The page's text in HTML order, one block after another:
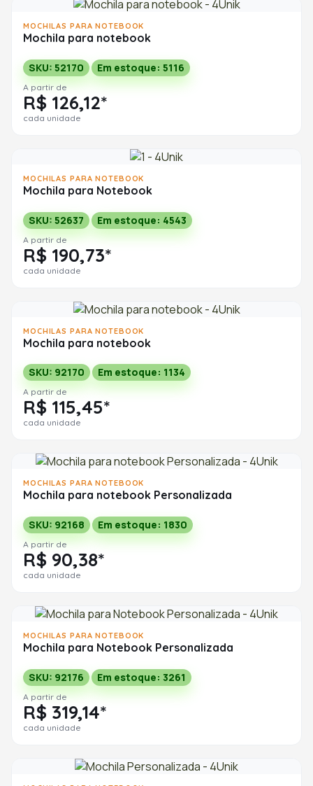
MOCHILAS PARA NOTEBOOK
Mochila para notebook
SKU: 52170 Em estoque: 5116
A partir de
R$ 126,12*
cada unidade
MOCHILAS PARA NOTEBOOK
Mochila para Notebook
SKU: 52637 Em estoque: 4543
A partir de
R$ 190,73*
cada unidade
MOCHILAS PARA NOTEBOOK
Mochila para notebook
SKU: 92170 Em estoque: 1134
A partir de
R$ 115,45*
cada unidade
MOCHILAS PARA NOTEBOOK
Mochila para notebook Personalizada
SKU: 92168 Em estoque: 1830
A partir de
R$ 90,38*
cada unidade
MOCHILAS PARA NOTEBOOK
Mochila para Notebook Personalizada
SKU: 92176 Em estoque: 3261
A partir de
R$ 319,14*
cada unidade